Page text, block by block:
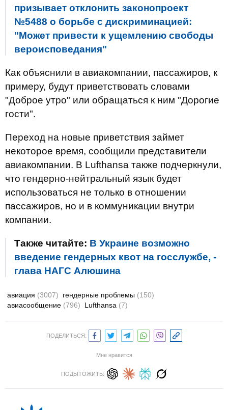
призывает отклонить законопроект
№5488 о борьбе с дискриминацией:
"Может привести к ущемлению свободы
вероисповедания"
Как объяснили в авиакомпании, пассажиров, к
примеру, будут приветствовать словами
"Доброе утро" или обращаться к ним "Дорогие
гости".
Переход на новые приветствия займет
некоторое время, сообщили представители
авиакомпании. В Lufthansa также подчеркнули,
что гендерно-нейтральный язык будет
использоваться не только в отношении
пассажиров, но и в коммуникации внутри
компании.
Также читайте: В Украине возможно
введение гендерных квот на госслужбе, -
глава НАГС Алюшина
авиация (3007) гендерные проблемы (150)
авиасообщение (796) Lufthansa (7)
ПОДЕЛИТЬСЯ:
Мне нравится
ПОДЫТОЖИТЬ: